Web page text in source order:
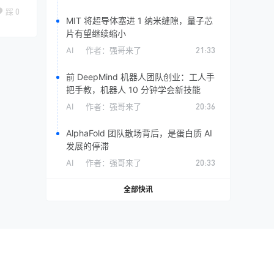
踩 0
MIT 将超导体塞进 1 纳米缝隙，量子芯
片有望继续缩小
AI 作者： 强哥来了 21:33
前 DeepMind 机器人团队创业：工人手
把手教，机器人 10 分钟学会新技能
AI 作者： 强哥来了 20:36
AlphaFold 团队散场背后，是蛋白质 AI
发展的停滞
AI 作者： 强哥来了 20:33
全部快讯